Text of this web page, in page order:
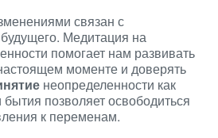
связан с
Медитация на
помогает нам развивать
моменте и доверять
неопределенности как
позволяет освободиться
к переменам.